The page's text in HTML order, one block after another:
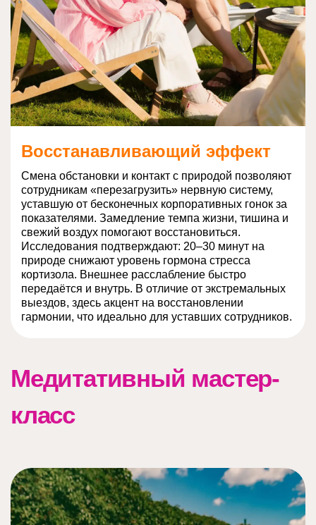
Восстанавливающий эффект
Смена обстановки и контакт с природой позволяют
сотрудникам «перезагрузить» нервную систему,
уставшую от бесконечных корпоративных гонок за
показателями. Замедление темпа жизни, тишина и
свежий воздух помогают восстановиться.
Исследования подтверждают: 20–30 минут на
природе снижают уровень гормона стресса
кортизола. Внешнее расслабление быстро
передаётся и внутрь. В отличие от экстремальных
выездов, здесь акцент на восстановлении
гармонии, что идеально для уставших сотрудников.
Медитативный мастер-
класс